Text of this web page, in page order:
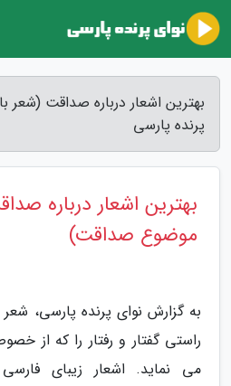
بهترین اشعار درباره صداقت
پرنده پارسی
بهترین اشعار درباره
موضوع صداقت)
به گزارش نوای پرنده پارسی،
راستی گفتار و رفتار را که از
می نماید. اشعار زیبای